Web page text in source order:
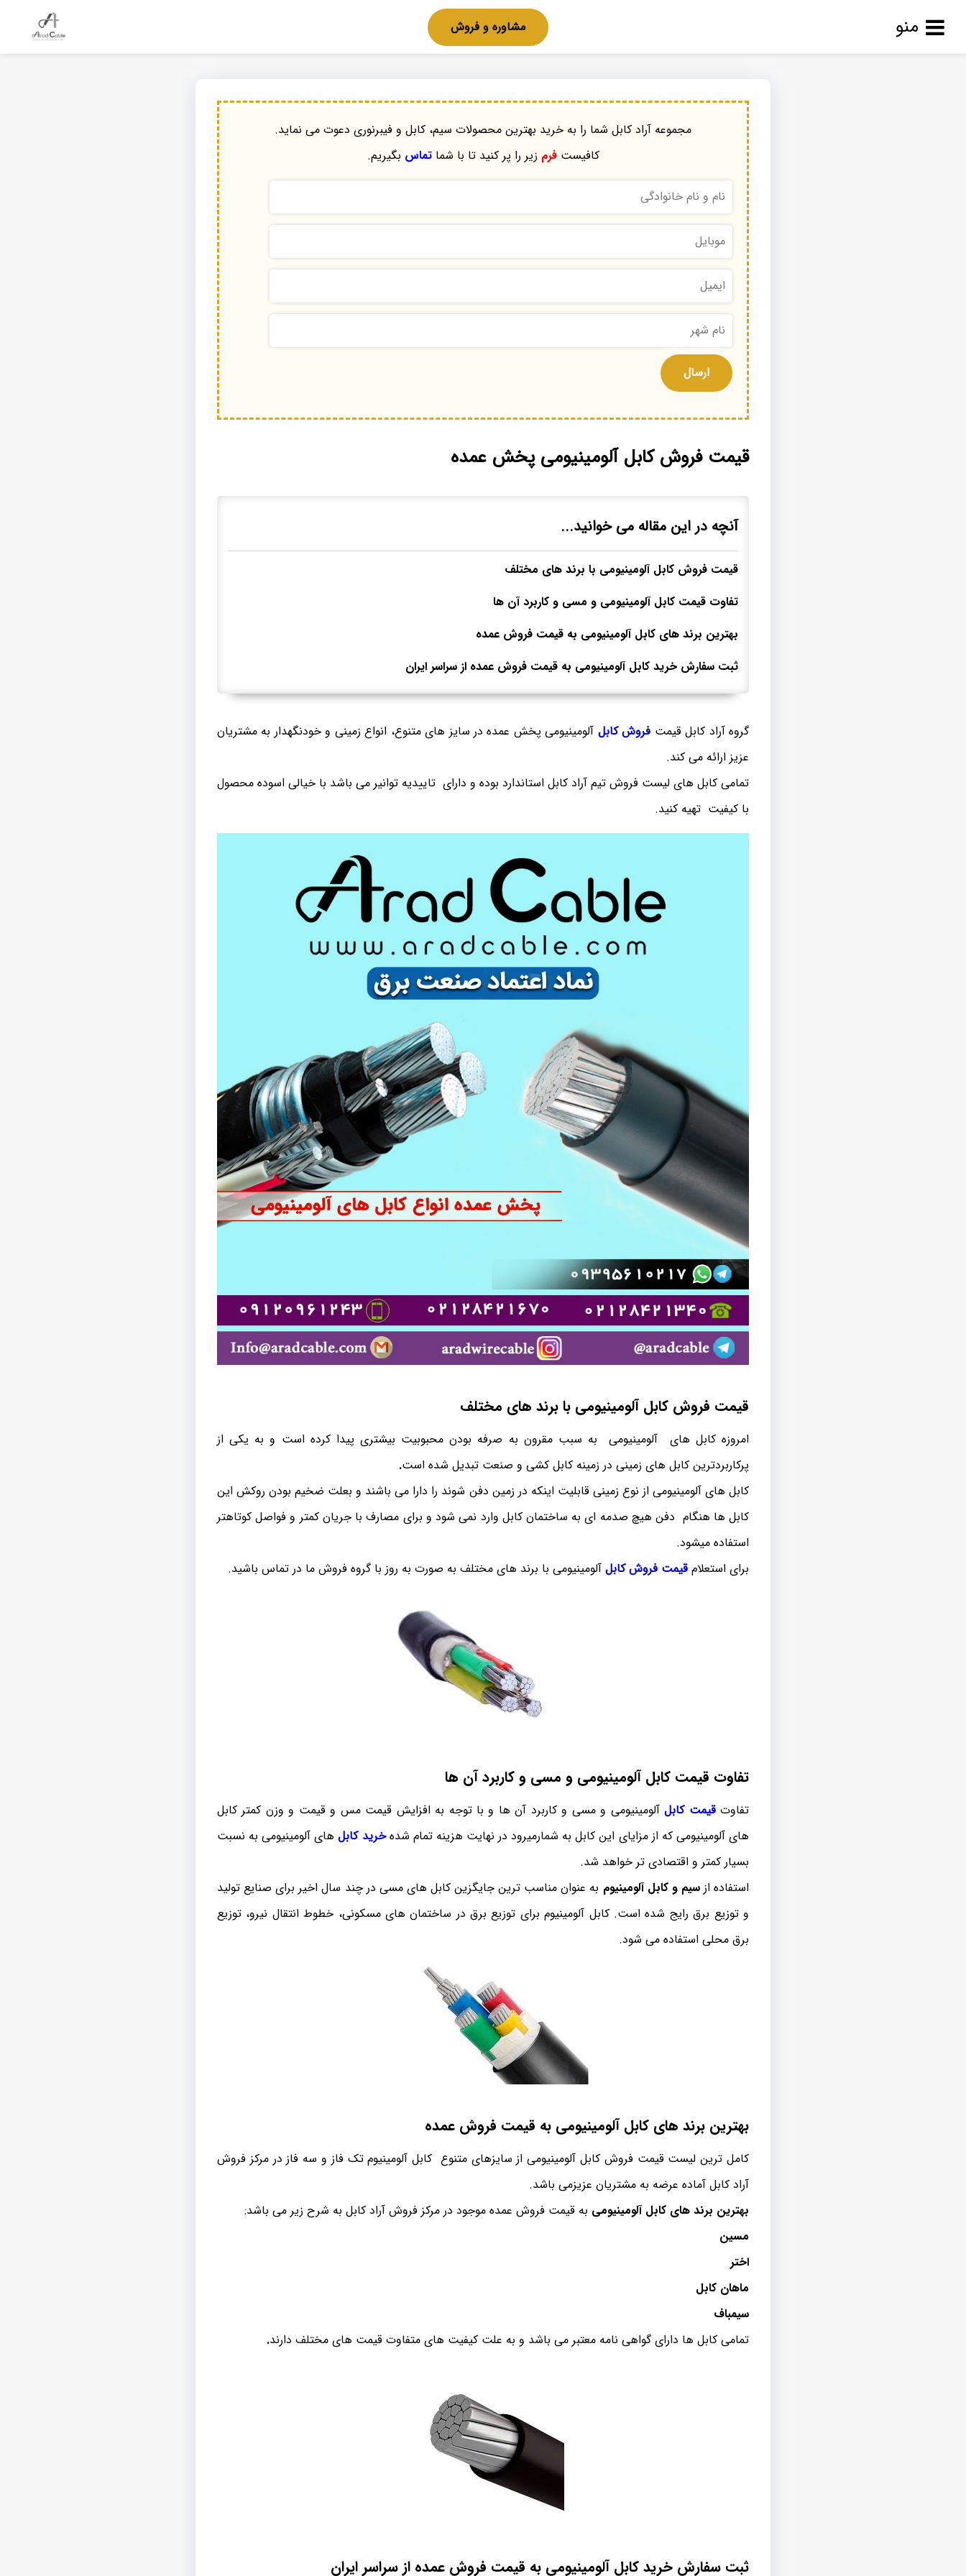
منو مشاوره و فروش
مجموعه آراد کابل شما را به خرید بهترین محصولات سیم، کابل و فیبرنوری دعوت می نماید.
کافیستفرم زیر را پر کنید تا با شماتماس بگیریم.
قیمت فروش کابل آلومینیومی پخش عمده
آنچه در این مقاله می خوانید...
قیمت فروش کابل آلومینیومی با برند های مختلف
تفاوت قیمت کابل آلومینیومی و مسی و کاربرد آن ها
بهترین برند های کابل آلومینیومی به قیمت فروش عمده
ثبت سفارش خرید کابل آلومینیومی به قیمت فروش عمده از سراسر ایران
گروه آراد کابل قیمت فروش کابل آلومینیومی پخش عمده در سایز های متنوع، انواع زمینی و خودنگهدار به مشتریان
عزیز ارائه می کند.
تمامی کابل های لیست فروش تیم آراد کابل استاندارد بوده و دارای تاییدیه توانیر می باشد با خیالی اسوده محصول
با کیفیت تهیه کنید.
قیمت فروش کابل آلومینیومی با برند های مختلف
امروزه کابل های آلومینیومی به سبب مقرون به صرفه بودن محبوبیت بیشتری پیدا کرده است و به یکی از
پرکاربردترین کابل های زمینی در زمینه کابل کشی و صنعت تبدیل شده است.
کابل های آلومینیومی از نوع زمینی قابلیت اینکه در زمین دفن شوند را دارا می باشند و بعلت ضخیم بودن روکش این
کابل ها هنگام دفن هیچ صدمه ای به ساختمان کابل وارد نمی شود و برای مصارف با جریان کمتر و فواصل کوتاهتر
استفاده میشود.
برای استعلام قیمت فروش کابل آلومینیومی با برند های مختلف به صورت به روز با گروه فروش ما در تماس باشید.
تفاوت قیمت کابل آلومینیومی و مسی و کاربرد آن ها
تفاوتقیمت کابلآلومینیومی و مسی و کاربرد آن ها و با توجه به افزایش قیمت مس و قیمت و وزن کمتر کابل
های آلومینیومی که از مزایای این کابل به شمارمیرود در نهایت هزینه تمام شدهخرید کابلهای آلومینیومی به نسبت
بسیار کمتر و اقتصادی تر خواهد شد.
استفاده از سیم و کابل آلومینیوم به عنوان مناسب ترین جایگزین کابل های مسی در چند سال اخیر برای صنایع تولید
و توزیع برق رایج شده است. کابل آلومینیوم برای توزیع برق در ساختمان های مسکونی، خطوط انتقال نیرو، توزیع
برق محلی استفاده می شود.
بهترین برند های کابل آلومینیومی به قیمت فروش عمده
کامل ترین لیست قیمت فروش کابل آلومینیومی از سایزهای متنوع کابل آلومینیوم تک فاز و سه فاز در مرکز فروش
آراد کابل آماده عرضه به مشتریان عزیزمی باشد.
بهترین برند های کابل آلومینیومی به قیمت فروش عمده موجود در مرکز فروش آراد کابل به شرح زیر می باشد:
مسین
اختر
ماهان کابل
سیمباف
تمامی کابل ها دارای گواهی نامه معتبر می باشد و به علت کیفیت های متفاوت قیمت های مختلف دارند.
ثبت سفارش خرید کابل آلومینیومی به قیمت فروش عمده از سراسر ایران